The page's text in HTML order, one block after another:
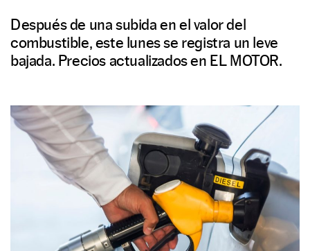
Después de una subida en el valor del
combustible, este lunes se registra un leve
bajada. Precios actualizados en EL MOTOR.